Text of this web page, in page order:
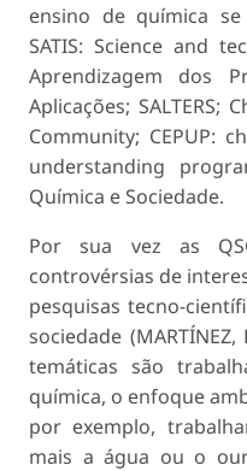
ensino de química
SATIS: Science and
Aprendizagem dos
Aplicações; SALTERS;
Community; CEPUP:
understanding
Química e Sociedade.
Por sua vez as
controvérsias de
pesquisas tecno-
sociedade
temáticas são
química, o enfoque
por exemplo,
mais a água ou o